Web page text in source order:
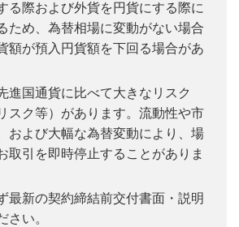
る際および外貨を円貨にする際に
ため、為替相場に変動がない場合
額が預入円貨額を下回る場合があ
進国通貨に比べて大きなリスク
スク等）があります。流動性や市
および大幅な為替変動により、場
取引を即時停止することがありま
最新の契約締結前交付書面・説明
さい。